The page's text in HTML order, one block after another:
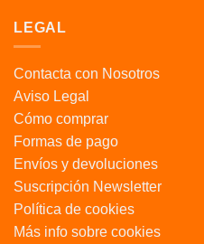
LEGAL
Contacta con Nosotros
Aviso Legal
Cómo comprar
Formas de pago
Envíos y devoluciones
Suscripción Newsletter
Política de cookies
Más info sobre cookies